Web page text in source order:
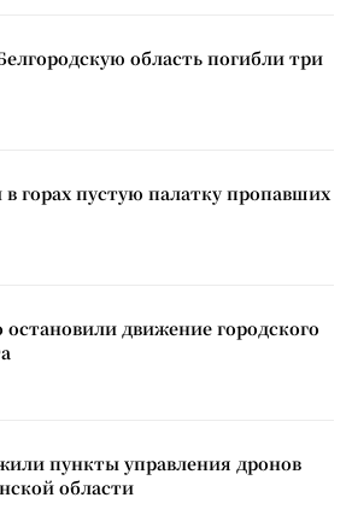
область погибли три
горах пустую палатку пропавших
движение городского
пункты управления дронов
области